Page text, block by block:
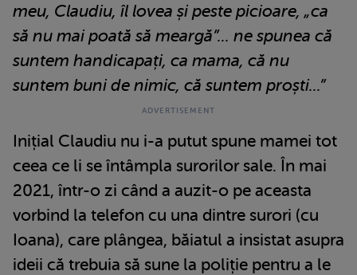
meu, Claudiu, îl lovea și peste picioare, „ca
să nu mai poată să meargă”... ne spunea că
suntem handicapați, ca mama, că nu
suntem buni de nimic, că suntem proști...”
Inițial Claudiu nu i-a putut spune mamei tot
ceea ce li se întâmpla surorilor sale. În mai
2021, într-o zi când a auzit-o pe aceasta
vorbind la telefon cu una dintre surori (cu
Ioana), care plângea, băiatul a insistat asupra
ideii că trebuia să sune la poliție pentru a le